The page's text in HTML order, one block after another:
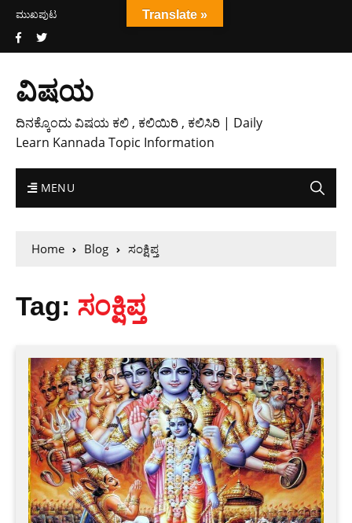
ಮುಖಪುಟ
ವಿಷಯ
ದಿನಕ್ಕೊಂದು ವಿಷಯ ಕಲಿ , ಕಲಿಯಿರಿ , ಕಲಿಸಿರಿ | Daily
Learn Kannada Topic Information
MENU
Home Blog ಸಂಕ್ಷಿಪ್ತ
Tag: ಸಂಕ್ಷಿಪ್ತ
Translate »